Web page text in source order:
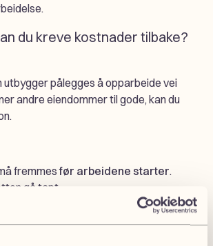
du kreve kostnader tilbake?
utbygger pålegges å opparbeide vei
andre eiendommer til gode, kan du
fremmesfør arbeidene starter.
gå tapt.
hvor mange gjør formelle feil. Vi